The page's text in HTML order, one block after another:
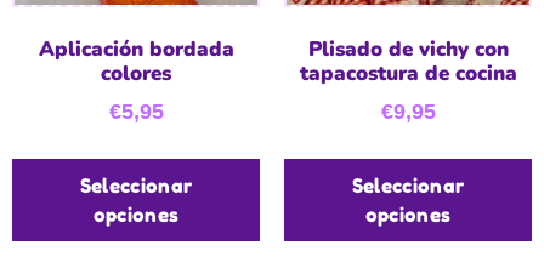
Aplicación bordada
colores
€5,95
Seleccionar
opciones
Plisado de vichy con
tapacostura de cocina
€9,95
Seleccionar
opciones